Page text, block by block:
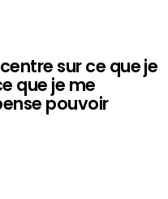
sur ce que je
que je me
pouvoir